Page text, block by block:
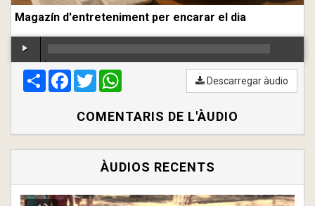
Magazín d'entreteniment per encarar el dia
00:00/ 00:00
CompartirFacebook
Twitter Descarregar àudio
COMENTARIS DE L'ÀUDIO
ÀUDIOS RECENTS